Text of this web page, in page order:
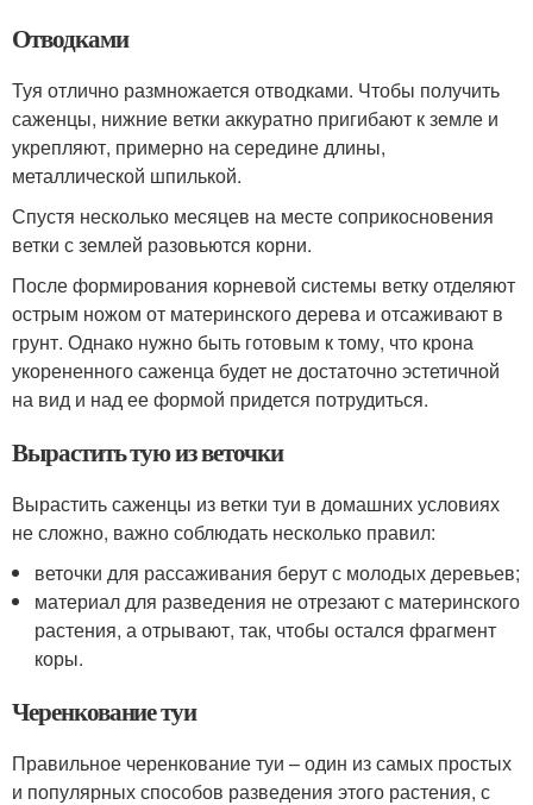
Отводками
Туя отлично размножается отводками. Чтобы получить
саженцы, нижние ветки аккуратно пригибают к земле и
укрепляют, примерно на середине длины,
металлической шпилькой.
Спустя несколько месяцев на месте соприкосновения
ветки с землей разовьются корни.
После формирования корневой системы ветку отделяют
острым ножом от материнского дерева и отсаживают в
грунт. Однако нужно быть готовым к тому, что крона
укорененного саженца будет не достаточно эстетичной
на вид и над ее формой придется потрудиться.
Вырастить тую из веточки
Вырастить саженцы из ветки туи в домашних условиях
не сложно, важно соблюдать несколько правил:
веточки для рассаживания берут с молодых деревьев;
материал для разведения не отрезают с материнского
растения, а отрывают, так, чтобы остался фрагмент
коры.
Черенкование туи
Правильное черенкование туи – один из самых простых
и популярных способов разведения этого растения, с